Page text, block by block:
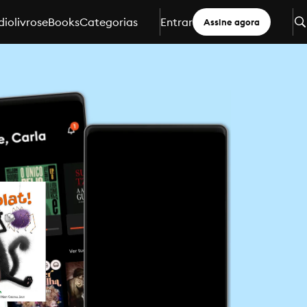
eBooksCategorias Entrar Assine agora